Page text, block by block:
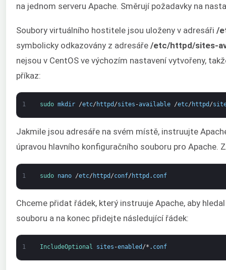
na jednom serveru Apache. Směrují požadavky na
Soubory virtuálního hostitele jsou uloženy v adresáři /
symbolicky odkazovány z adresáře /etc/httpd/sites-
nejsou v CentOS ve výchozím nastavení vytvořeny,
příkaz:
1 sudo mkdir /etc/ httpd /sites -available /etc/ httpd /
Jakmile jsou adresáře na svém místě, instruujte
úpravou hlavního konfiguračního souboru pro
1 sudo nano /etc/ httpd /conf/ httpd . conf
Chceme přidat řádek, který instruuje Apache, aby
souboru a na konec přidejte následující řádek:
1 IncludeOptional sites -enabled /* . conf